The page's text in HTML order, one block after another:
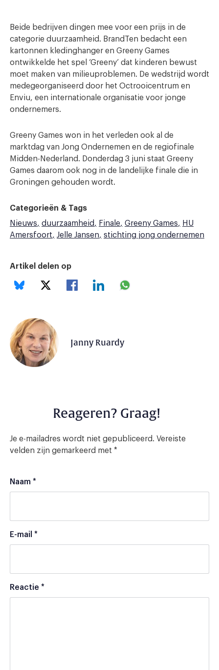
Beide bedrijven dingen mee voor een prijs in de
categorie duurzaamheid. BrandTen bedacht een
kartonnen kledinghanger en Greeny Games
ontwikkelde het spel ‘Greeny’ dat kinderen bewust
moet maken van milieuproblemen. De wedstrijd wordt
medegeorganiseerd door het Octrooicentrum en
Enviu, een internationale organisatie voor jonge
ondernemers.
Greeny Games won in het verleden ook al de
marktdag van Jong Ondernemen en de regiofinale
Midden-Nederland. Donderdag 3 juni staat Greeny
Games daarom ook nog in de landelijke finale die in
Groningen gehouden wordt.
Categorieën & Tags
Nieuws
duurzaamheid Finale Greeny Games
HU
Amersfoort
Jelle Jansen stichting jong ondernemen
Artikel delen op
Janny Ruardy
Reageren? Graag!
Je e-mailadres wordt niet gepubliceerd. Vereiste
velden zijn gemarkeerd met *
Naam *
E-mail *
Reactie *